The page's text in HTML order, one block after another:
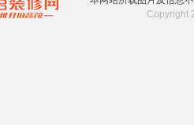
Copyright